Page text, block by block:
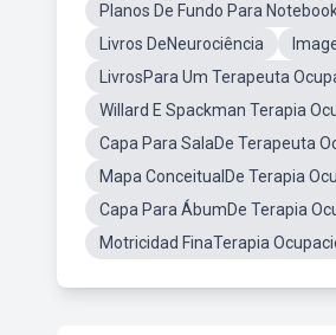
Planos De Fundo Para
Livros DeNeurociência
LivrosPara Um Terapeuta
Willard E Spackman Terapia
Capa Para SalaDe Terapeuta
Mapa ConceitualDe Terapia
Capa Para ÁbumDe Terapia
Motricidad FinaTerapia